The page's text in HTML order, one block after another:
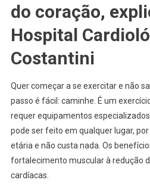
do coração,
Hospital
Costantini
Quer começar a se exercitar e não
passo é fácil: caminhe. É um
requer equipamentos
pode ser feito em qualquer lugar,
etária e não custa nada. Os
fortalecimento muscular à redução
cardíacas.